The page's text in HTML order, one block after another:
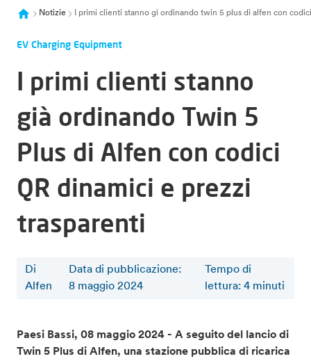
Notizie I primi clienti stanno gi ordinando twin 5 plus di alfen con
EV Charging Equipment
I primi clienti stanno
già ordinando Twin 5
Plus di Alfen con codici
QR dinamici e prezzi
trasparenti
Di
Alfen
Data di pubblicazione:
8 maggio 2024
Tempo di
lettura: 4 minuti
Paesi Bassi, 08 maggio 2024 - A seguito del lancio di
Twin 5 Plus di Alfen, una stazione pubblica di ricarica